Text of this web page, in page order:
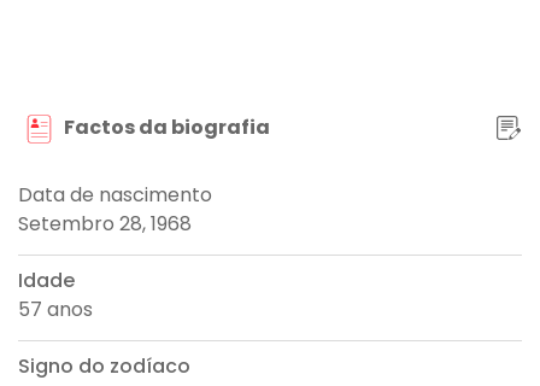
Factos da biografia
Data de nascimento
Setembro 28, 1968
Idade
57 anos
Signo do zodíaco